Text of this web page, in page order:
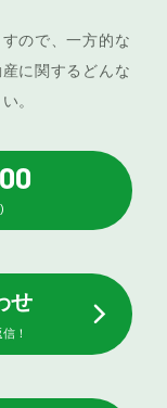
ので、一方的な
に関するどんな
。
せ
！